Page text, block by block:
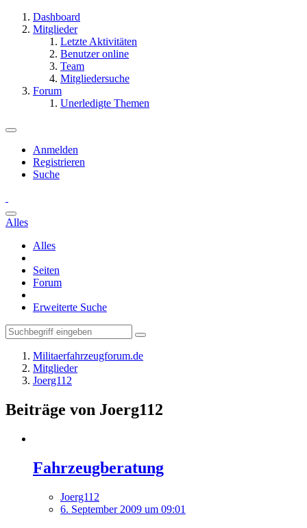
Dashboard
Mitglieder
Letzte Aktivitäten
Benutzer online
Team
Mitgliedersuche
Forum
Unerledigte Themen
Anmelden
Registrieren
Suche
Alles
Alles
Seiten
Forum
Erweiterte Suche
Militaerfahrzeugforum.de
Mitglieder
Joerg112
Beiträge von Joerg112
Fahrzeugberatung
Joerg112
6. September 2009 um 09:01